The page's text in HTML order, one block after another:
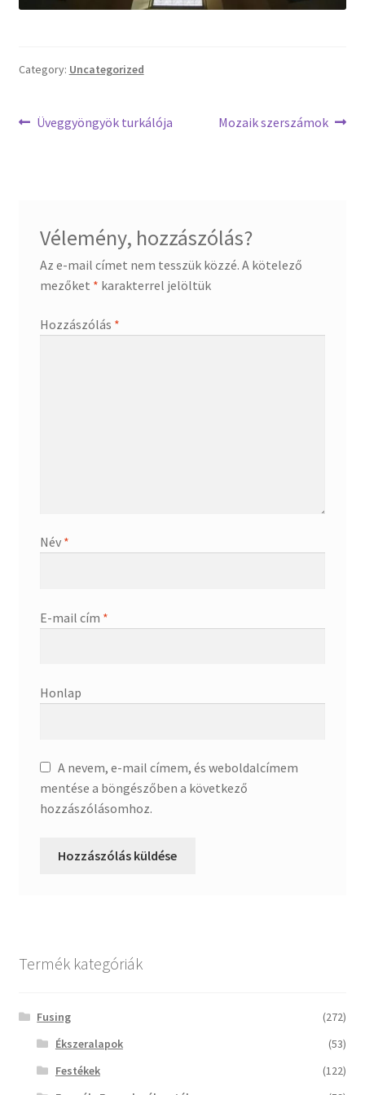
Category: Uncategorized
Bejegyzés
Previous
Üveggyöngyök turkálója
Next
Mozaik szerszámok
Vélemény, hozzászólás?
Az e-mail címet nem tesszük közzé. A kötelező
mezőket * karakterrel jelöltük
Hozzászólás *
Név *
E-mail cím *
Honlap
A nevem, e-mail címem, és weboldalcímem
mentése a böngészőben a következő
hozzászólásomhoz.
Termék kategóriák
Fusing
(272)
Ékszeralapok
(53)
Festékek
(122)